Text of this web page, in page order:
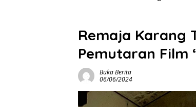
Remaja Karang
Pemutaran Film
Buka Berita
06/06/2024